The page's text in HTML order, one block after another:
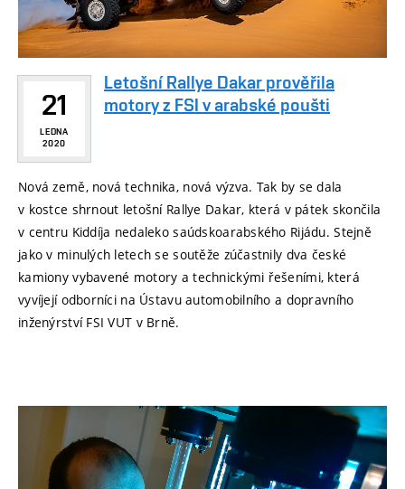
21
LEDNA
2020
Letošní Rallye Dakar prověřila
motory z FSI v arabské poušti
Nová země, nová technika, nová výzva. Tak by se dala
v kostce shrnout letošní Rallye Dakar, která v pátek skončila
v centru Kiddíja nedaleko saúdskoarabského Rijádu. Stejně
jako v minulých letech se soutěže zúčastnily dva české
kamiony vybavené motory a technickými řešeními, která
vyvíjejí odborníci na Ústavu automobilního a dopravního
inženýrství FSI VUT v Brně.